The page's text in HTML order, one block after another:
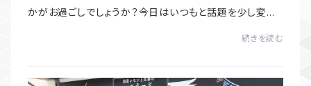
かがお過ごしでしょうか？今日はいつもと話題を少し変え
続きを読む